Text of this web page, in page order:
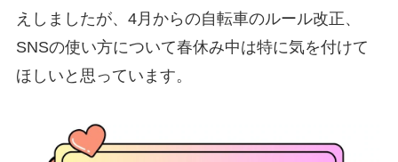
えしましたが、4月からの自転車のルール改正、
SNSの使い方について春休み中は特に気を付けて
ほしいと思っています。